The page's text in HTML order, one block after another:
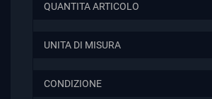
QUANTITA ARTICOLO
UNITA DI MISURA
CONDIZIONE